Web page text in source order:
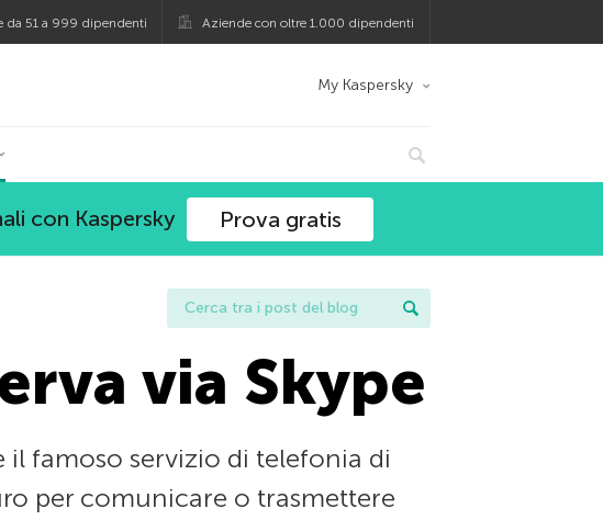
da 51 a 999 dipendenti Aziende con oltre 1.000 dipendenti
My Kaspersky
con Kaspersky Prova gratis
via Skype
famoso servizio di telefonia di
per comunicare o trasmettere